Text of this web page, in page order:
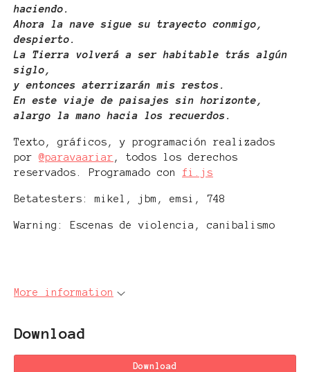
haciendo.
Ahora la nave sigue su trayecto conmigo,
despierto.
La Tierra volverá a ser habitable trás algún
siglo,
y entonces aterrizarán mis restos.
En este viaje de paisajes sin horizonte,
alargo la mano hacia los recuerdos.
Texto, gráficos, y programación realizados
por @paravaariar , todos los derechos
reservados. Programado con fi.js
Betatesters: mikel, jbm, emsi, 748
Warning: Escenas de violencia, canibalismo
More information
Download
Download